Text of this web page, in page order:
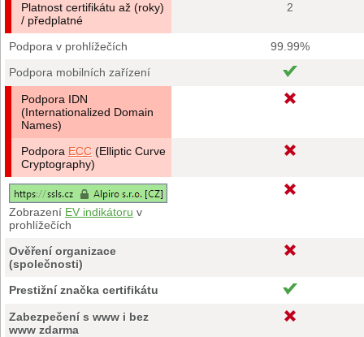
Platnost certifikátu až (roky)
/ předplatné
2
Podpora v prohlížečích
99.99%
Podpora mobilních zařízení
Podpora IDN
(Internationalized Domain
Names)
Podpora ECC (Elliptic Curve
Cryptography)
Zobrazení EV indikátoru v
prohlížečích
Ověření organizace
(společnosti)
Prestižní značka certifikátu
Zabezpečení s www i bez
www zdarma